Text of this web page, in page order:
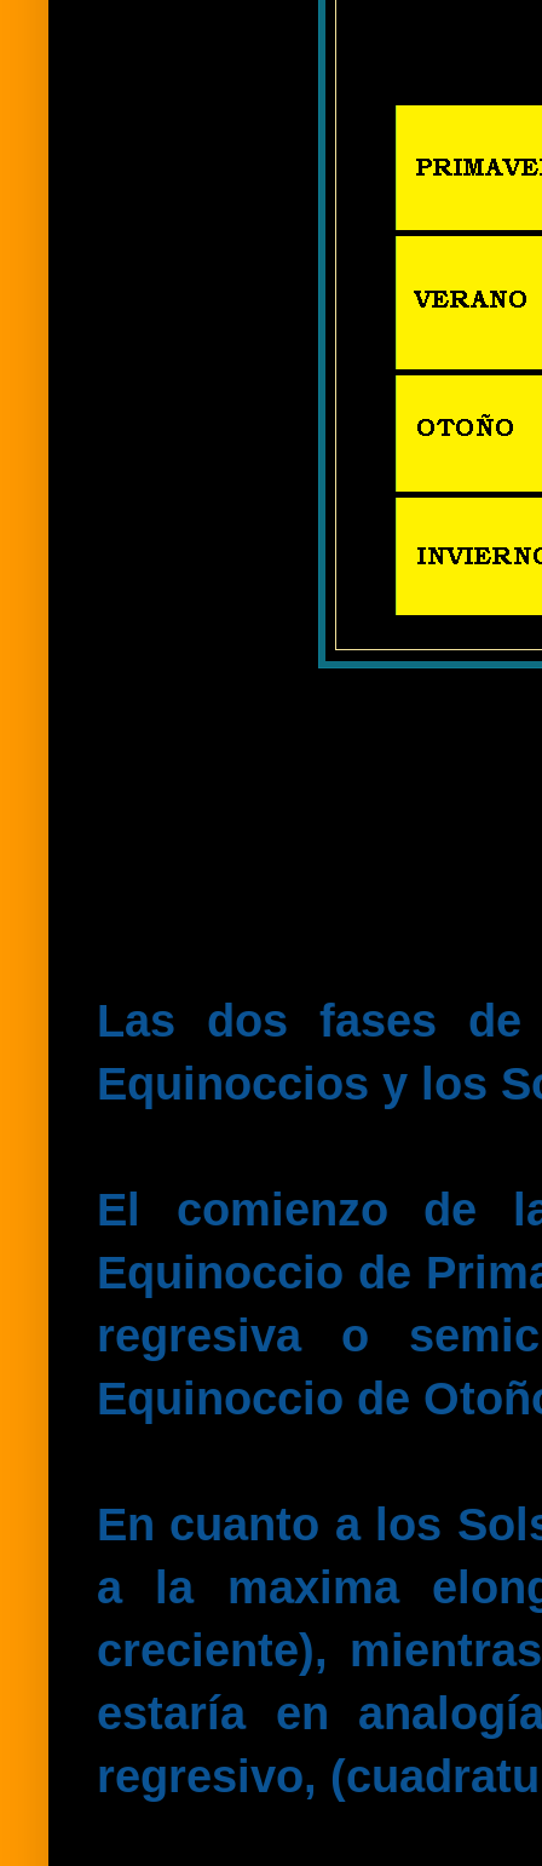
Las dos fases
Equinoccios y los
El comienzo de
Equinoccio de
regresiva o
Equinoccio de
En cuanto a los
a la maxima
creciente),
estaría en
regresivo,